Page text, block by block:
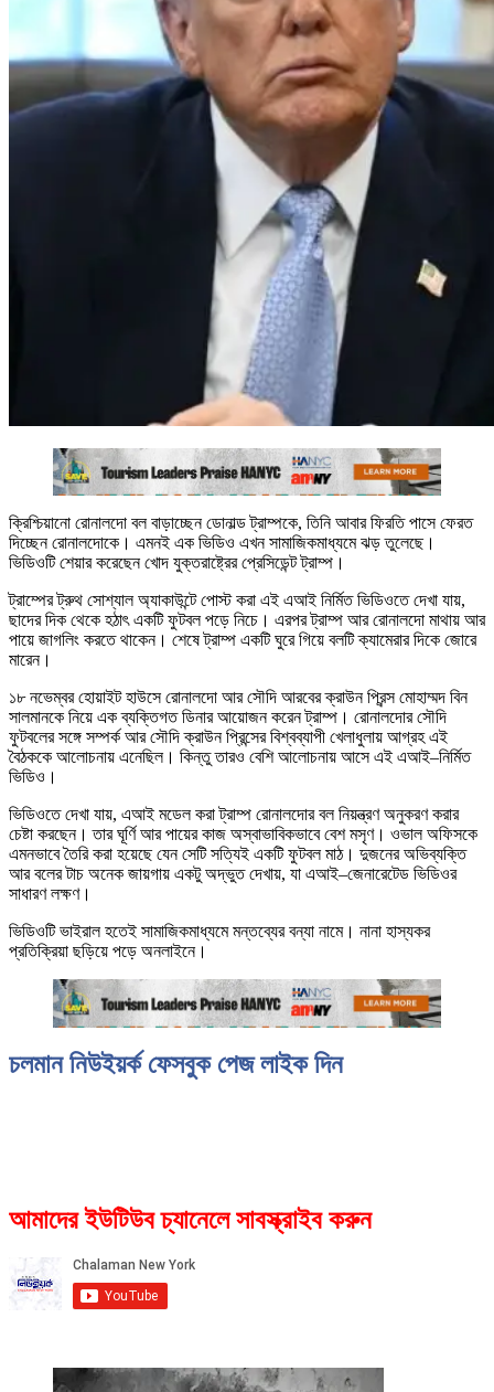
ক্রিশ্চিয়ানো রোনালদো বল বাড়াচ্ছেন ডোনাল্ড ট্রাম্পকে, তিনি আবার ফিরতি পাসে ফেরত
দিচ্ছেন রোনালদোকে। এমনই এক ভিডিও এখন সামাজিকমাধ্যমে ঝড় তুলেছে।
ভিডিওটি শেয়ার করেছেন খোদ যুক্তরাষ্ট্রের প্রেসিডেন্ট ট্রাম্প।
ট্রাম্পের ট্রুথ সোশ্যাল অ্যাকাউন্টে পোস্ট করা এই এআই নির্মিত ভিডিওতে দেখা যায়,
ছাদের দিক থেকে হঠাৎ একটি ফুটবল পড়ে নিচে। এরপর ট্রাম্প আর রোনালদো মাথায় আর
পায়ে জাগলিং করতে থাকেন। শেষে ট্রাম্প একটি ঘুরে গিয়ে বলটি ক্যামেরার দিকে জোরে
মারেন।
১৮ নভেম্বর হোয়াইট হাউসে রোনালদো আর সৌদি আরবের ক্রাউন প্রিন্স মোহাম্মদ বিন
সালমানকে নিয়ে এক ব্যক্তিগত ডিনার আয়োজন করেন ট্রাম্প। রোনালদোর সৌদি
ফুটবলের সঙ্গে সম্পর্ক আর সৌদি ক্রাউন প্রিন্সের বিশ্বব্যাপী খেলাধুলায় আগ্রহ এই
বৈঠককে আলোচনায় এনেছিল। কিন্তু তারও বেশি আলোচনায় আসে এই এআই–নির্মিত
ভিডিও।
ভিডিওতে দেখা যায়, এআই মডেল করা ট্রাম্প রোনালদোর বল নিয়ন্ত্রণ অনুকরণ করার
চেষ্টা করছেন। তার ঘূর্ণি আর পায়ের কাজ অস্বাভাবিকভাবে বেশ মসৃণ। ওভাল অফিসকে
এমনভাবে তৈরি করা হয়েছে যেন সেটি সত্যিই একটি ফুটবল মাঠ। দুজনের অভিব্যক্তি
আর বলের টাচ অনেক জায়গায় একটু অদ্ভুত দেখায়, যা এআই–জেনারেটেড ভিডিওর
সাধারণ লক্ষণ।
ভিডিওটি ভাইরাল হতেই সামাজিকমাধ্যমে মন্তব্যের বন্যা নামে। নানা হাস্যকর
প্রতিক্রিয়া ছড়িয়ে পড়ে অনলাইনে।
চলমান নিউইয়র্ক ফেসবুক পেজ লাইক দিন
আমাদের ইউটিউব চ্যানেলে সাবস্ক্রাইব করুন